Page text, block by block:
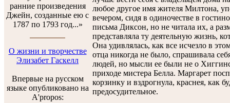
ранние произведения
Джейн, созданные ею с
1787 по 1793 год...»
О жизни и творчестве
Элизабет Гаскелл
Впервые на русском
языке опубликовано на
A'propos:
любое другое имя жителя Милтона,
вечером, сидя в одиночестве в
письма Диксон, но не читала их, а
представляла ту деятельную жизнь,
Она удивлялась, как все исчезло в
отца никогда не было, спрашивала
людей, но мысли ее были не о
приходе мистера Белла. Маргарет
корзинку и вздрогнула, краснея, как
предосудительное.